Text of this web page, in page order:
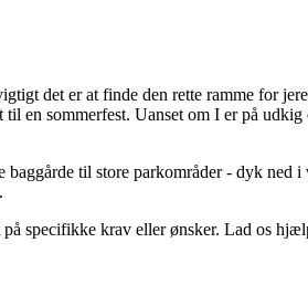
det er at finde den rette ramme for
en sommerfest. Uanset om I er på udkig
til store parkområder - dyk ned
specifikke krav eller ønsker. Lad os